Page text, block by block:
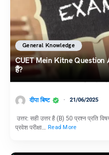
General Knowledge
CUET Mein Kitne Question
हैं?
दीपा बिष्ट 21/06/2025
उत्तर: सही उत्तर है (B) 50 प्रश्न प्रति
प्रवेश परीक्षा… Read More